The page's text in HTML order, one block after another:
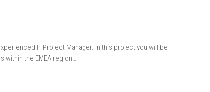
IT Project Manager. In this project you will be
within the EMEA region…